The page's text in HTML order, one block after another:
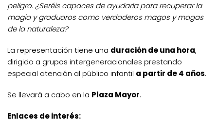
peligro. ¿Seréis capaces de ayudarla para recuperar la
magia y graduaros como verdaderos magos y magas
de la naturaleza?
La representación tiene una duración de una hora,
dirigido a grupos intergeneracionales prestando
especial atención al público infantil a partir de 4 años.
Se llevará a cabo en la Plaza Mayor.
Enlaces de interés: